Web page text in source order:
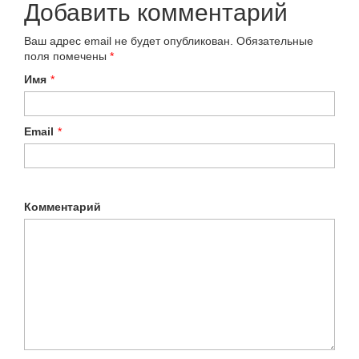
Добавить комментарий
Ваш адрес email не будет опубликован. Обязательные
поля помечены *
Имя *
Email *
Комментарий